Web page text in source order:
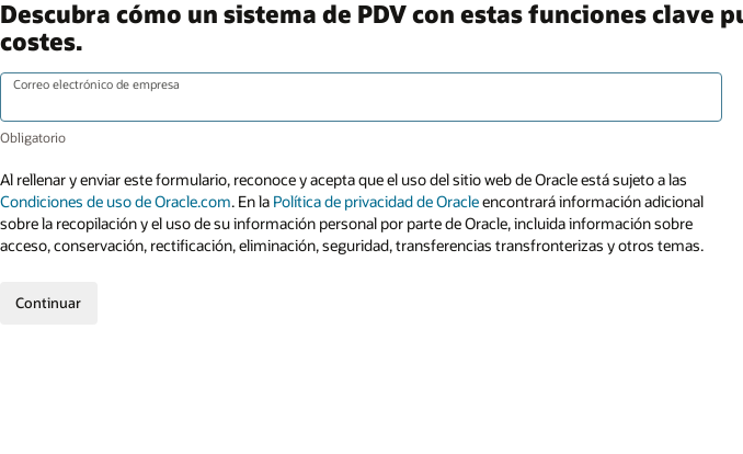
Descubra cómo un sistema de PDV con estas funciones
costes.
Correo electrónico de empresa
Al rellenar y enviar este formulario, reconoce y acepta que el uso del sitio web de Oracle está sujeto a las
Condiciones de uso de Oracle.com. En la Política de privacidad de Oracleencontrará información adicional
sobre la recopilación y el uso de su información personal por parte de Oracle, incluida información sobre
acceso, conservación, rectificación, eliminación, seguridad, transferencias transfronterizas y otros temas.
Continuar